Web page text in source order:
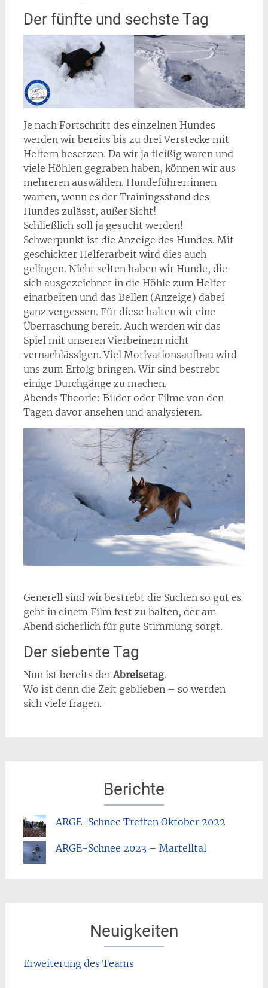
Der fünfte und sechste Tag
Je nach Fortschritt des einzelnen Hundes
werden wir bereits bis zu drei Verstecke mit
Helfern besetzen. Da wir ja fleißig waren und
viele Höhlen gegraben haben, können wir aus
mehreren auswählen. Hundeführer:innen
warten, wenn es der Trainingsstand des
Hundes zulässt, außer Sicht!
Schließlich soll ja gesucht werden!
Schwerpunkt ist die Anzeige des Hundes. Mit
geschickter Helferarbeit wird dies auch
gelingen. Nicht selten haben wir Hunde, die
sich ausgezeichnet in die Höhle zum Helfer
einarbeiten und das Bellen (Anzeige) dabei
ganz vergessen. Für diese halten wir eine
Überraschung bereit. Auch werden wir das
Spiel mit unseren Vierbeinern nicht
vernachlässigen. Viel Motivationsaufbau wird
uns zum Erfolg bringen. Wir sind bestrebt
einige Durchgänge zu machen.
Abends Theorie: Bilder oder Filme von den
Tagen davor ansehen und analysieren.
Generell sind wir bestrebt die Suchen so gut es
geht in einem Film fest zu halten, der am
Abend sicherlich für gute Stimmung sorgt.
Der siebente Tag
Nun ist bereits derAbreisetag.
Wo ist denn die Zeit geblieben – so werden
sich viele fragen.
Berichte
ARGE-Schnee Treffen Oktober 2022
ARGE-Schnee 2023 – Martelltal
Neuigkeiten
Erweiterung des Teams